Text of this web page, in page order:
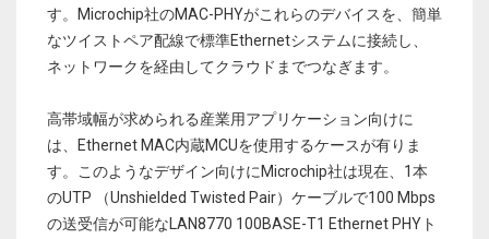
す。Microchip社のMAC-PHYがこれらのデバイスを、簡単
なツイストペア配線で標準Ethernetシステムに接続し、
ネットワークを経由してクラウドまでつなぎます。
高帯域幅が求められる産業用アプリケーション向けに
は、Ethernet MAC内蔵MCUを使用するケースが有りま
す。このようなデザイン向けにMicrochip社は現在、1本
のUTP （Unshielded Twisted Pair）ケーブルで100 Mbps
の送受信が可能なLAN8770 100BASE-T1 Ethernet PHYト